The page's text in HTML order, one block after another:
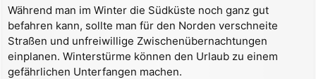
Während man im Winter die Südküste noch ganz gut
befahren kann, sollte man für den Norden verschneite
Straßen und unfreiwillige Zwischenübernachtungen
einplanen. Winterstürme können den Urlaub zu einem
gefährlichen Unterfangen machen.